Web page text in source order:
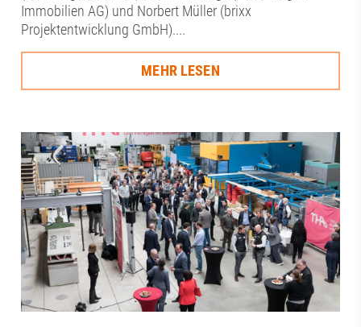
Immobilien AG) und Norbert Müller (brixx
Projektentwicklung GmbH)....
MEHR LESEN